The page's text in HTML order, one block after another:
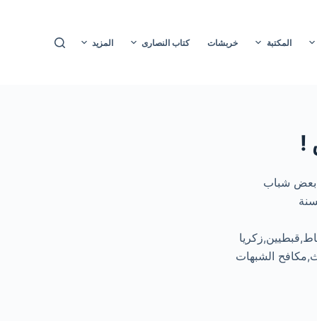
المكتبة خربشات كتاب النصارى المزيد
!
بعض شباب
الشبهات